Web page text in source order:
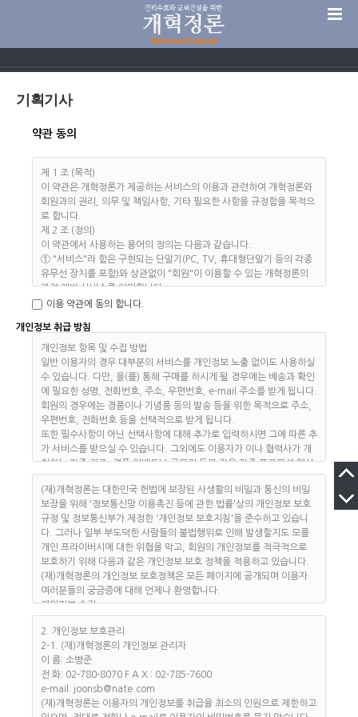
기획기사
약관 동의
제 1 조 (목적)
이 약관은 개혁정론가 제공하는 서비스의 이용과 관련하여 개혁정론와
회원과의 권리, 의무 및 책임사항, 기타 필요한 사항을 규정함을 목적으
로 합니다.
제 2 조 (정의)
이 약관에서 사용하는 용어의 정의는 다음과 같습니다.
① "서비스"라 함은 구현되는 단말기(PC, TV, 휴대형단말기 등의 각종
유무선 장치를 포함)와 상관없이 "회원"이 이용할 수 있는 개혁정론의
관련 제반 서비스를 의미합니다.
② "회원"이라 함은 "개혁정론"의 "서비스"에 접속하여 이 약관에 따라
이용하는 고객을 말합니다.
③ "아이디(ID)"라 함은 "회원"의 식별과 "서비스" 이용을 위하여 "회
원"이 정하고 "개혁정론"가 승인하는 문자와 숫자의 조합을 의미합니
다.
④ "비밀번호"라 함은 "회원"이 부여 받은 "아이디와 일치되는 "회원"임
을 확인하고 비밀보호를 위해 "회원" 자신이 정한 문자 또는 숫자의 조
합을 의미합니다.
⑤ "게시물"이라 함은 "회원"이 "서비스"를 이용함에 있어 "서비스
상"에 게시한 부호ㆍ문자ㆍ음성ㆍ음향ㆍ화상ㆍ동영상 등의 정보 형태
의 글, 사진, 동영상 및 각종 파일과 링크 등을 의미합니다.
⑥ "유료서비스"라 함은 "개혁정론"가 유료로 제공하는 각종 콘텐츠(각
종 정보콘텐츠, 기타 유료콘텐츠를 포함) 및 제반 서비스를 의미합니다.
제 3 조 (약관의 게시와 개정)
① "개혁정론"는 이 약관의 내용을 "회원"이 쉽게 알 수 있도록 서비스
초기 화면에 게시합니다.
② "개혁정론"는 "약관의 규제에 관한 법률", "정보통신망이용촉진및정
보보호등에관한법률(이하 "정보통신망법")" 등 관련법을 위배하지 않는
범위에서 이 약관을 개정할 수 있습니다.
③ "개혁정론"가 약관을 개정할 경우에는 적용일자 및 개정사유를 명시
하여 현행약관과 함께 제1항의 방식에 따라 그 개정약관의 적용일자 30
일 전부터 적용일자 전일까지 공지합니다. 단 "회원"의 권리, 의무에 중
대한 영향을 주는 변경이 아닌 경우에는 적용일자 7일 전부터 공지하도
록 합니다.
④ 전항에 따라 시행일 이후에 "회원"이 "서비스"를 이용하는 경우에는
개정약관에 동의한 것으로 간주합니다. "회원"은 변경된 약관에 동의하
지 않을 경우 이용계약을 해지할 수 있습니다.
⑤ 유료서비스를 이용하는 회원이 이 약관의 개정에 대해 동의하지 않
이용 약관에 동의 합니다.
개인정보 취급 방침
개인정보 항목 및 수집 방법
일반 이용자의 경우 대부분의 서비스를 개인정보 노출 없이도 사용하실
수 있습니다. 다만, 을(를) 통해 구매를 하시게 될 경우에는 배송과 확인
에 필요한 성명, 전화번호, 주소, 우편번호, e-mail 주소를 받게 됩니다.
회원의 경우에는 경품이나 기념품 등의 발송 등을 위한 목적으로 주소,
우편번호, 전화번호 등을 선택적으로 받게 됩니다.
또한 필수사항이 아닌 선택사항에 대해 추가로 입력하시면 그에 따른 추
가 서비스를 받으실 수 있습니다. 그외에도 이용자가 이나 협력사가 개
최하는 각종 퀴즈, 경품 이벤트나 공모전 등과 같은 각종 프로모션 행사
에 참여할 때, 게시판에 게시물 게재 등과 같이 서비스 이용을 위하여 정
보 공개가 필요한 경우에도 개인정보를 받습니다만 이용자의 허락을 받
는 과정을 다시 한번 거치게 됩니다.
(재)개혁정론는 해당 목적 이외의 다른 어떤 목적으로도 회원의 개인정
보를 사용하지 않습니다.
이용자의 동의절차와 예외경우
(재)개혁정론는 이용자의 개인정보를 수집하는 경우 이용자의 서명날
인, 전자서명, 전자우편, 동의함에 클릭하는 등의 이용자 동의절차를 거
칩니다. 단, 다음의 경우는 예외로 합니다
② 서비스 이용계약의 이행을 위하여 필요한 경우
③ 서비스 제공에 따른 요금정산을 위하여 필요한 경우
개인정보의 위탁처리
(재)개혁정론가 개인정보 처리를 외부에 위탁하는 경우, 이용자의 동의
를 받습니다. 그럴 때에도 위탁계약 등을 통해 서비스 제공자의 개인정
보보호 관련 지시엄수, 개인정보에 관한 비밀유지, 제3자 제공의 금지
(재)개혁정론는 대한민국 헌법에 보장된 사생활의 비밀과 통신의 비밀
보장을 위해 '정보통신망 이용촉진 등에 관한 법률'상의 개인정보 보호
규정 및 정보통신부가 제정한 '개인정보 보호지침'을 준수하고 있습니
다. 그러나 일부 부도덕한 사람들의 불법행위로 인해 발생할지도 모를
개인 프라이버시에 대한 위협을 막고, 회원의 개인정보를 적극적으로
보호하기 위해 다음과 같은 개인정보 보호 정책을 적용하고 있습니다.
(재)개혁정론의 개인정보 보호정책은 모든 페이지에 공개되며 이용자
여러분들의 궁금증에 대해 언제나 환영합니다.
개인정보 수집
개인정보의 수집목적 및 이용
(재)개혁정론는 이용자의 신분확인과 개개인의 특성에 맞춘 보다 다양
하고 광범위한 맞춤 서비스를 드리기 위해 개인정보를 수집합니다. 이
러한 목적으로 수집된 개인정보는 구매계약에 따른 빠르고 정확한 배송
과 전체적인 통계자료 등에 이용되어 회원 개개인의 기호에 맞는 질 높
은 서비스를 제공하게 됩니다.
2. 개인정보 보호관리
2-1. (재)개혁정론의 개인정보 관리자
이 름: 소병준
전 화: 02-780-8070 F A X : 02-785-7600
e-mail: joonsb@nate.com
(재)개혁정론는 이용자의 개인정보를 취급을 최소의 인원으로 제한하고